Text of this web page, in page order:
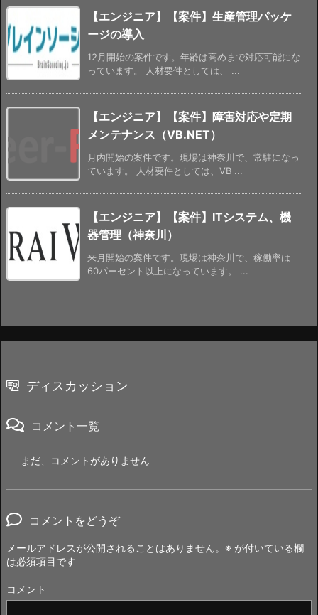
【エンジニア】【案件】生産管理パッケ
ージの導入
12月開始の案件です。年齢は高めまで対応可能にな
っています。 人材要件としては、 ...
【エンジニア】【案件】障害対応や定期
メンテナンス（VB.NET）
月内開始の案件です。現場は神奈川で、常駐になっ
ています。 人材要件としては、VB ...
【エンジニア】【案件】ITシステム、機
器管理（神奈川）
来月開始の案件です。現場は神奈川で、稼働率は
60パーセント以上になっています。 ...
ディスカッション
コメント一覧
まだ、コメントがありません
コメントをどうぞ
メールアドレスが公開されることはありません。 ※ が付いている欄
は必須項目です
コメント